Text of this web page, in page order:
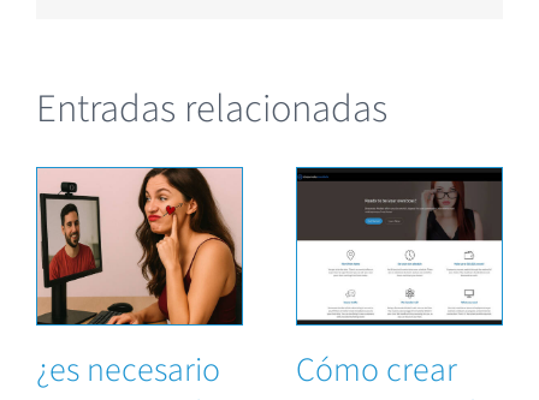
Entradas relacionadas
¿es necesario
Cómo crear